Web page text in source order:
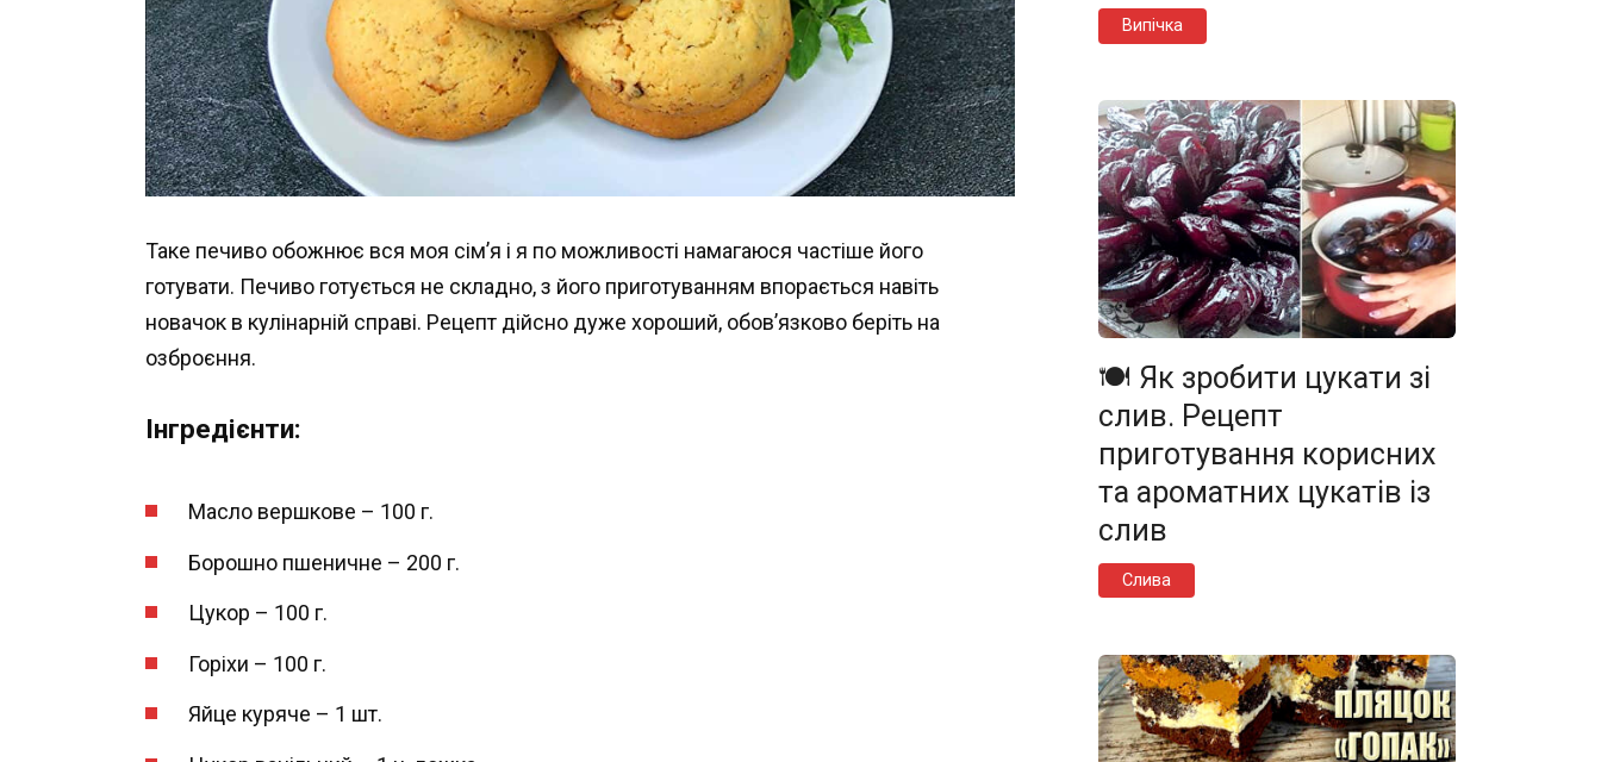
Таке печиво обожнює вся моя сім’я і я по можливості намагаюся частіше його
готувати. Печиво готується не складно, з його приготуванням впорається навіть
новачок в кулінарній справі. Рецепт дійсно дуже хороший, обов’язково беріть на
озброєння.
Інгредієнти:
Масло вершкове – 100 г.
Борошно пшеничне – 200 г.
Цукор – 100 г.
Горіхи – 100 г.
Яйце куряче – 1 шт.
Випічка
🍽️ Як зробити цукати зі
слив. Рецепт
приготування корисних
та ароматних цукатів із
слив
Слива